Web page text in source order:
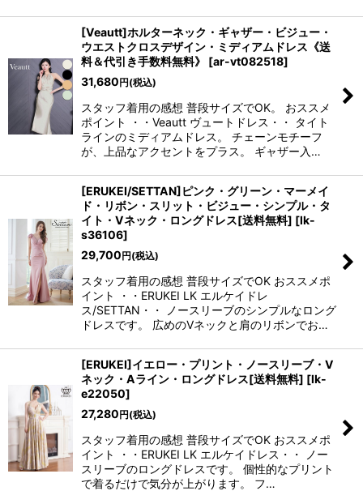
[Veautt]ホルターネック・ギャザー・ビジュー・
ウエストクロスデザイン・ミディアムドレス《送
料＆代引き手数料無料》
[ar-vt082518]
31,680円(税込)
スタッフ着用の感想 普段サイズでOK。 おススメ
ポイント ・・Veautt ヴュートドレス・・ タイト
ラインのミディアムドレス。 チェーンモチーフ
が、上品なアクセントをプラス。 ギャザー入…
[ERUKEI/SETTAN]ピンク・グリーン・マーメイ
ド・リボン・スリット・ビジュー・シンプル・タ
イト・Vネック・ロングドレス[送料無料] [lk-
s36106]
29,700円(税込)
スタッフ着用の感想 普段サイズでOK おススメポ
イント ・・ERUKEI LK エルケイドレ
ス/SETTAN・・ ノースリーブのシンプルなロング
ドレスです。 広めのVネックと肩のリボンでお…
[ERUKEI]イエロー・プリント・ノースリーブ・V
ネック・Aライン・ロングドレス[送料無料] [lk-
e22050]
27,280円(税込)
スタッフ着用の感想 普段サイズでOK おススメポ
イント ・・ERUKEI LK エルケイドレス・・ ノー
スリーブのロングドレスです。 個性的なプリント
で着るだけで気分が上がります。 フ…